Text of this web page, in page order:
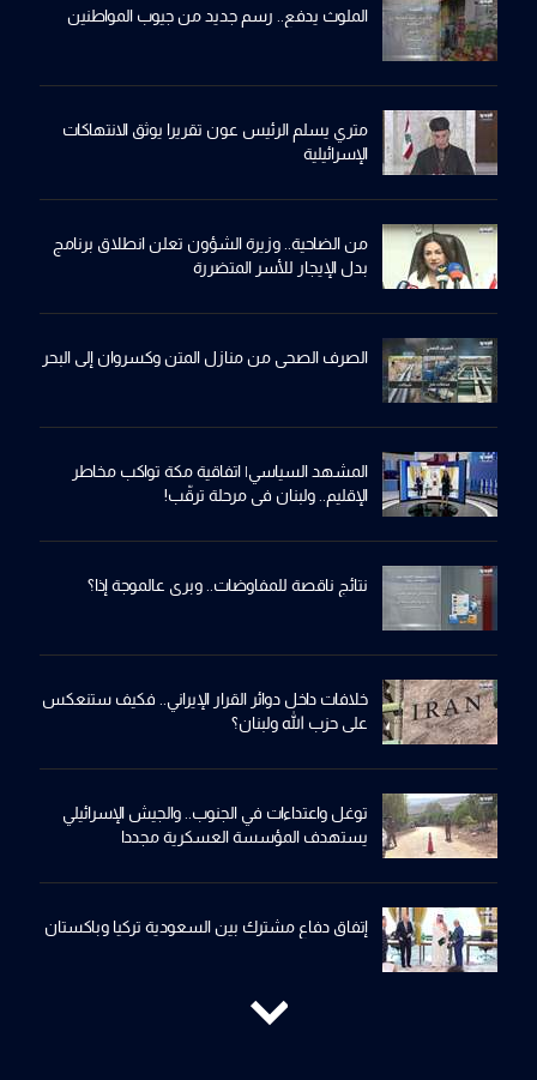
الملوث يدفع.. رسم جديد من جيوب المواطنين
متري يسلم الرئيس عون تقريرا يوثق الانتهاكات
الإسرائيلية
من الضاحية.. وزيرة الشؤون تعلن انطلاق برنامج
بدل الإيجار للأسر المتضررة
الصرف الصحي من منازل المتن وكسروان إلى البحر
المشهد السياسي| اتفاقية مكة تواكب مخاطر
الإقليم.. ولبنان في مرحلة ترقّب!
نتائج ناقصة للمفاوضات.. وبري عالموجة إذا؟
خلافات داخل دوائر القرار الإيراني.. فكيف ستنعكس
على حزب الله ولبنان؟
توغل واعتداءات في الجنوب.. والجيش الإسرائيلي
يستهدف المؤسسة العسكرية مجددا
إتفاق دفاع مشترك بين السعودية تركيا وباكستان